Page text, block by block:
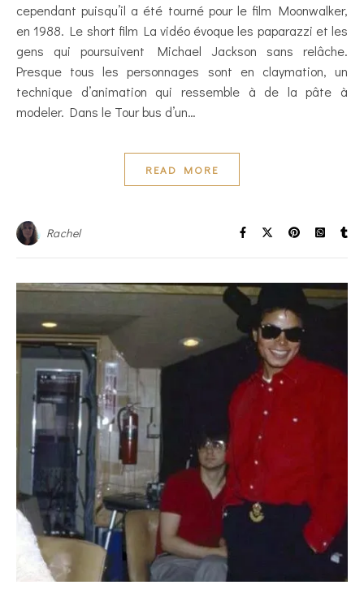
cependant puisqu’il a été tourné pour le film Moonwalker,
en 1988. Le short film La vidéo évoque les paparazzi et les
gens qui poursuivent Michael Jackson sans relâche.
Presque tous les personnages sont en claymation, un
technique d’animation qui ressemble à de la pâte à
modeler. Dans le Tour bus d’un…
READ MORE
Rachel